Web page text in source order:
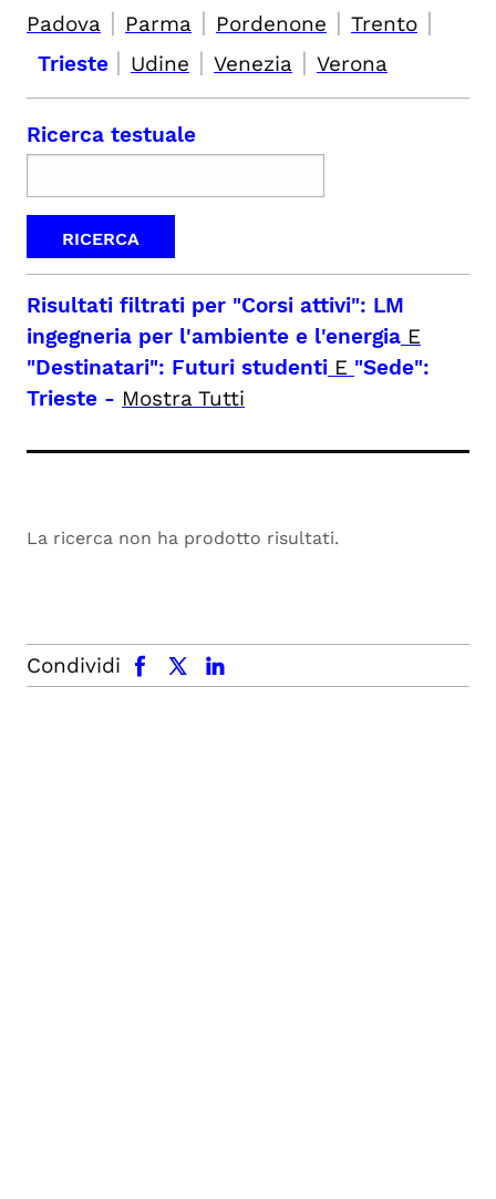
Padova | Parma | Pordenone | Trento |
Trieste | Udine | Venezia | Verona
Ricerca testuale
Risultati filtrati per "Corsi attivi": LM
ingegneria per l'ambiente e l'energia E
"Destinatari": Futuri studenti E "Sede":
Trieste - Mostra Tutti
La ricerca non ha prodotto risultati.
Condividi
facebook x.com linkedin